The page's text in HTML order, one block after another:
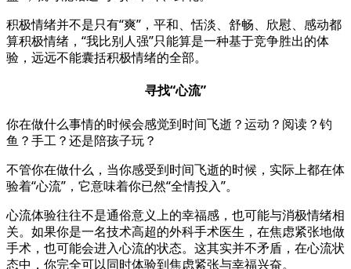
积极情绪并不是只有“爽”，平和、恬淡、舒畅、欣慰、感动都
算积极情绪，“我比别人强”只能算是一种基于竞争胜出的体
验，远远不能囊括积极情绪的全部。
寻找“心流”
你在做什么事情的时候会感觉到时间飞逝？运动？阅读？钓
鱼？手工？还是陪孩子玩？
不管你在做什么，当你感受到时间飞逝的时候，实际上都在体
验着“心流”，它意味着你已然“全情投入”。
心流体验往往不是通俗意义上的幸福感，也可能与消极情绪相
关。如果你是一名技术高超的外科手术医生，在焦虑紧张地做
手术，也可能会进入心流的状态。这其实并不矛盾，在心流状
态中，你完全可以同时体验到焦虑紧张与幸福兴奋。